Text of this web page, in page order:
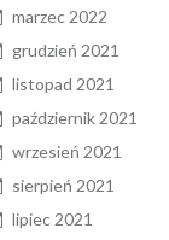
marzec 2022
grudzień 2021
listopad 2021
październik 2021
wrzesień 2021
sierpień 2021
lipiec 2021